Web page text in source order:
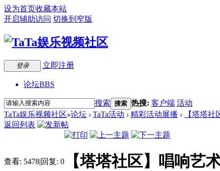
设为首页收藏本站
开启辅助访问 切换到窄版
登录 立即注册
论坛BBS
搜索 搜索 热搜: 客户端 活动
TaTa娱乐视频社区»论坛 › TaTa活动 › 精彩活动展播 ›
【塔塔
返回列表
查看: 5478|回复: 0 【塔塔社区】唱响艺